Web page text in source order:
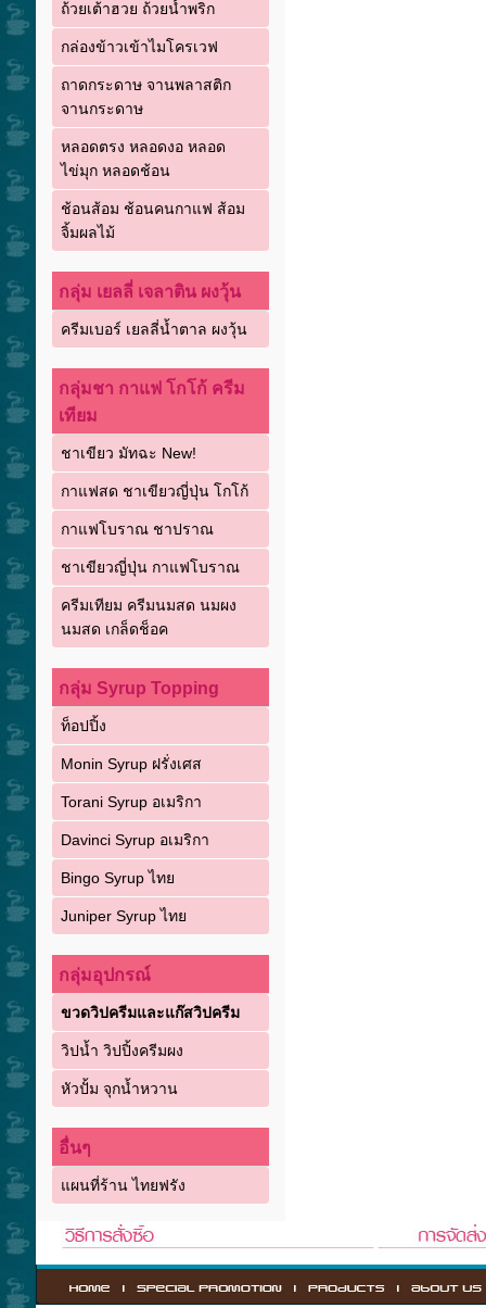
ถ้วยเต้าฮวย ถ้วยน้ำพริก
กล่องข้าวเข้าไมโครเวฟ
ถาดกระดาษ จานพลาสติก
จานกระดาษ
หลอดตรง หลอดงอ หลอด
ไข่มุก หลอดช้อน
ช้อนส้อม ช้อนคนกาแฟ ส้อม
จิ้มผลไม้
กลุ่ม เยลลี่ เจลาติน ผงวุ้น
ครีมเบอร์ เยลลี่น้ำตาล ผงวุ้น
กลุ่มชา กาแฟ โกโก้ ครีม
เทียม
ชาเขียว มัทฉะ New!
กาแฟสด ชาเขียวญี่ปุ่น โกโก้
กาแฟโบราณ ชาปราณ
ชาเขียวญี่ปุ่น กาแฟโบราณ
ครีมเทียม ครีมนมสด นมผง
นมสด เกล็ดช็อค
กลุ่ม Syrup Topping
ท็อปปิ้ง
Monin Syrup ฝรั่งเศส
Torani Syrup อเมริกา
Davinci Syrup อเมริกา
Bingo Syrup ไทย
Juniper Syrup ไทย
กลุ่มอุปกรณ์
ขวดวิปครีมและแก๊สวิปครีม
วิปน้ำ วิปปิ้งครีมผง
หัวปั้ม จุกน้ำหวาน
อื่นๆ
แผนที่ร้าน ไทยฟรัง